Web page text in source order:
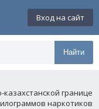
Вход на сайт
Найти
границе
наркотиков